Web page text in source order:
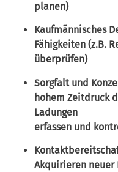
planen)
Kaufmännisches
Fähigkeiten (z.B.
überprüfen)
Sorgfalt und
hohem Zeitdruck
Ladungen
erfassen und
Akquirieren neuer